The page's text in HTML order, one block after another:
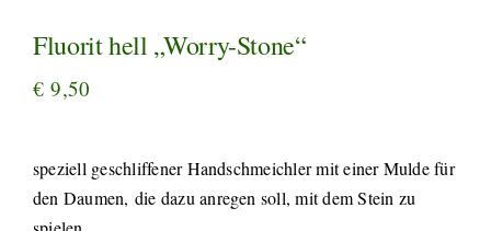
Fluorit hell „Worry-Stone“
€ 9,50
speziell geschliffener Handschmeichler mit einer Mulde für
den Daumen, die dazu anregen soll, mit dem Stein zu